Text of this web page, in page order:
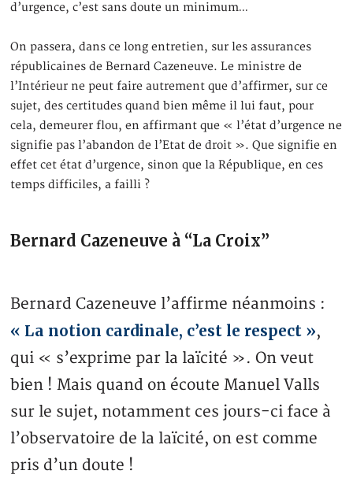
d’urgence, c’est sans doute un minimum…
On passera, dans ce long entretien, sur les assurances
républicaines de Bernard Cazeneuve. Le ministre de
l’Intérieur ne peut faire autrement que d’affirmer, sur ce
sujet, des certitudes quand bien même il lui faut, pour
cela, demeurer flou, en affirmant que « l’état d’urgence ne
signifie pas l’abandon de l’Etat de droit ». Que signifie en
effet cet état d’urgence, sinon que la République, en ces
temps difficiles, a failli ?
Bernard Cazeneuve à “La Croix”
Bernard Cazeneuve l’affirme néanmoins :
« La notion cardinale, c’est le respect »,
qui « s’exprime par la laïcité ». On veut
bien ! Mais quand on écoute Manuel Valls
sur le sujet, notamment ces jours-ci face à
l’observatoire de la laïcité, on est comme
pris d’un doute !